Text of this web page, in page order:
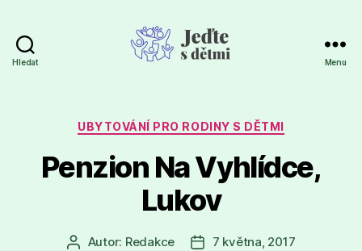
Hledat Menu
Rubriky
UBYTOVÁNÍ PRO RODINY S DĚTMI
Penzion Na Vyhlídce,
Lukov
AutorAutor: Redakce
Datum
7 května, 2017